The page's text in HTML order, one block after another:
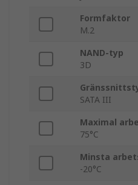
Formfaktor
M.2
NAND-typ
3D
SATA III
Maximal
75°C
Minsta
-20°C